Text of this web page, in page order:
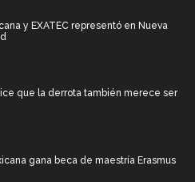
y EXATEC representó en Nueva
que la derrota también merece ser
gana beca de maestría Erasmus